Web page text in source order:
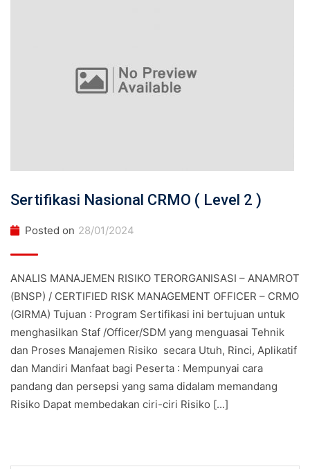
Sertifikasi Nasional CRMO ( Level 2 )
Posted on 28/01/2024
ANALIS MANAJEMEN RISIKO TERORGANISASI – ANAMROT
(BNSP) / CERTIFIED RISK MANAGEMENT OFFICER – CRMO
(GIRMA) Tujuan : Program Sertifikasi ini bertujuan untuk
menghasilkan Staf /Officer/SDM yang menguasai Tehnik
dan Proses Manajemen Risiko secara Utuh, Rinci, Aplikatif
dan Mandiri Manfaat bagi Peserta : Mempunyai cara
pandang dan persepsi yang sama didalam memandang
Risiko Dapat membedakan ciri-ciri Risiko [...]